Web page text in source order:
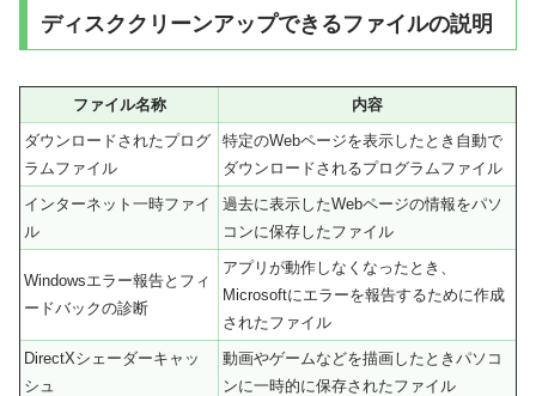
ディスククリーンアップできるファイルの説明
ファイル名称
内容
ダウンロードされたプログ
ラムファイル
特定のWebページを表示したとき自動で
ダウンロードされるプログラムファイル
インターネット一時ファイ
ル
過去に表示したWebページの情報をパソ
コンに保存したファイル
Windowsエラー報告とフィ
ードバックの診断
アプリが動作しなくなったとき、
Microsoftにエラーを報告するために作成
されたファイル
DirectXシェーダーキャッ
シュ
動画やゲームなどを描画したときパソコ
ンに一時的に保存されたファイル